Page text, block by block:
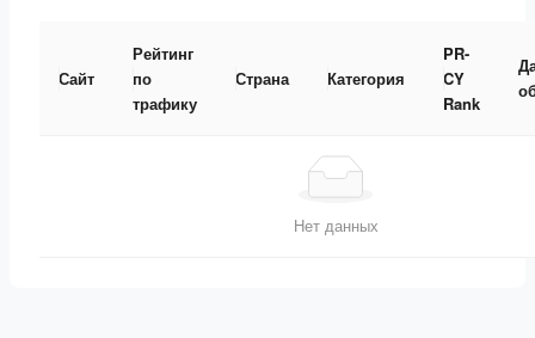
Сайт
Рейтинг
по
трафику
Страна Категория
PR-
CY
Rank
Нет данных